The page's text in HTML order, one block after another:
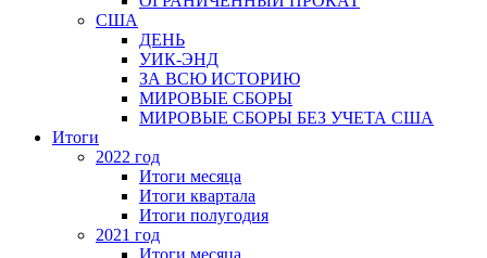
США
ДЕНЬ
УИК-ЭНД
ЗА ВСЮ ИСТОРИЮ
МИРОВЫЕ СБОРЫ
МИРОВЫЕ СБОРЫ БЕЗ УЧЕТА США
Итоги
2022 год
Итоги месяца
Итоги квартала
Итоги полугодия
2021 год
Итоги месяца